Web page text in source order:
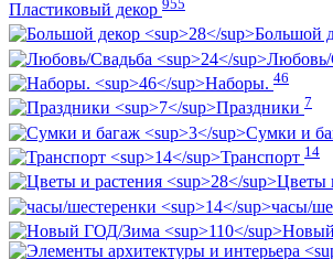
Пластиковый декор 955
Большой
Любовь/
Наборы. 46
Праздники 7
Сумки и
Транспорт 14
Цветы
часы/